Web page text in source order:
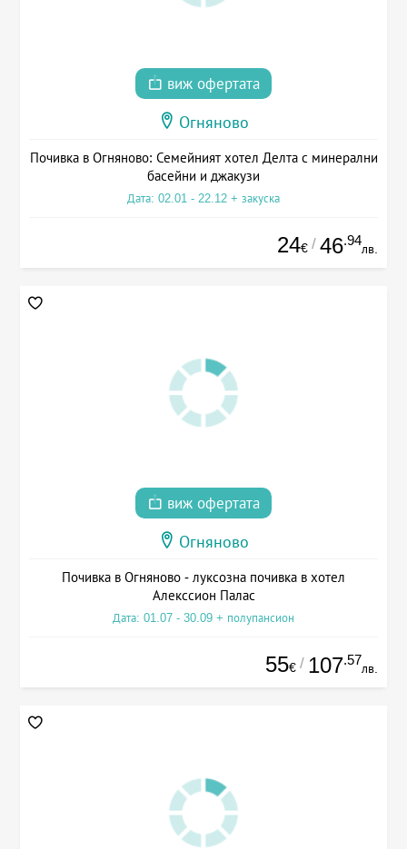
виж офертата
Огняново
Почивка в Огняново: Семейният хотел Делта с минерални
басейни и джакузи
Дата: 02.01 - 22.12 + закуска
24€ / 46.94
лв.
виж офертата
Огняново
Почивка в Огняново - луксозна почивка в хотел
Алекссион Палас
Дата: 01.07 - 30.09 + полупансион
55€ / 107.57
лв.